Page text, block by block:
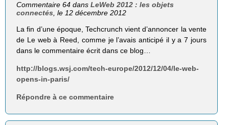
Commentaire 64 dansLeWeb 2012 : les objets
connectés , le 12 décembre 2012
La fin d’une époque, Techcrunch vient d’annoncer la vente
de Le web à Reed, comme je l’avais anticipé il y a 7 jours
dans le commentaire écrit dans ce blog…
http://blogs.wsj.com/tech-europe/2012/12/04/le-web-
opens-in-paris/
Répondre à ce commentaire